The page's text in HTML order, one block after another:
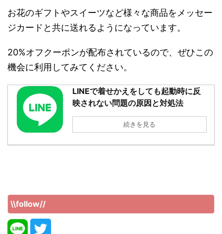
お花のギフトやスイーツなど様々な商品をメッセー
ジカードと共に送れるようになっています。
20%オフクーポンが配布されているので、ぜひこの
機会に利用してみてください。
LINEで着せかえをしても起動時に反
映されない問題の原因と対処法
続きを見る
\\follow//